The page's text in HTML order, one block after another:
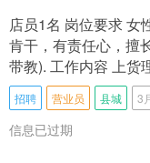
店员1名 岗位要求 女
肯干，有责任心，擅
带教). 工作内容 上货
招聘 营业员 县城 3
信息已过期